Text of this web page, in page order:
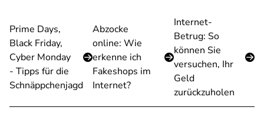
Prime Days,
Black Friday,
Cyber Monday
- Tipps für die
Schnäppchenjagd
Abzocke
online: Wie
erkenne ich
Fakeshops im
Internet?
Internet-
Betrug: So
können Sie
versuchen, Ihr
Geld
zurückzuholen